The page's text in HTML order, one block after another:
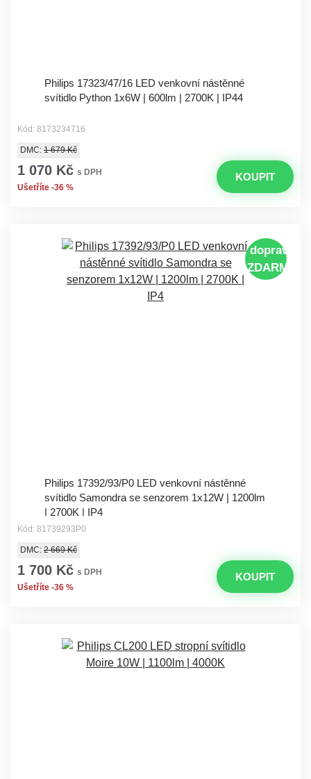
Philips 17323/47/16 LED venkovní nástěnné
svítidlo Python 1x6W | 600lm | 2700K | IP44
Kód: 8173234716
DMC: 1 679 Kč
1 070 Kč s DPH
Ušetříte -36 %
KOUPIT
doprava
ZDARMA
Philips 17392/93/P0 LED venkovní nástěnné
svítidlo Samondra se senzorem 1x12W | 1200lm
| 2700K | IP4
Kód: 81739293P0
DMC: 2 669 Kč
1 700 Kč s DPH
Ušetříte -36 %
KOUPIT